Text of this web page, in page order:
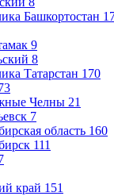
Башкортостан
9
8
Татарстан 170
Челны 21
7
область 160
111
край 151